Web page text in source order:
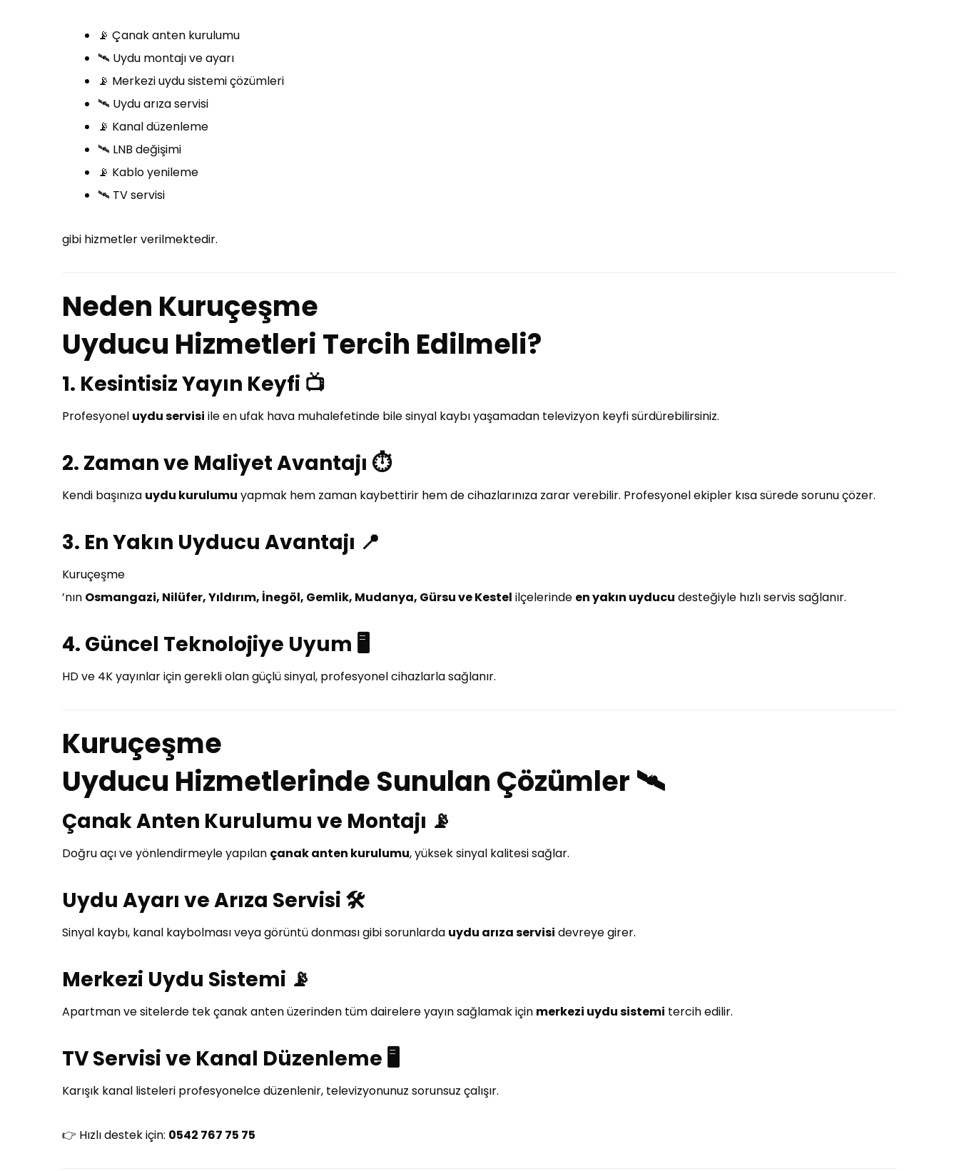
📡 Çanak anten kurulumu
🛰️ Uydu montajı ve ayarı
📡 Merkezi uydu sistemi çözümleri
🛰️ Uydu arıza servisi
📡 Kanal düzenleme
🛰️ LNB değişimi
📡 Kablo yenileme
🛰️ TV servisi
gibi hizmetler verilmektedir.
Neden Kuruçeşme
Uyducu Hizmetleri Tercih Edilmeli?
1. Kesintisiz Yayın Keyfi 📺
Profesyonel uydu servisi ile en ufak hava muhalefetinde bile sinyal kaybı yaşamadan televizyon keyfi sürdürebilirsiniz.
2. Zaman ve Maliyet Avantajı ⏱️
Kendi başınıza uydu kurulumu yapmak hem zaman kaybettirir hem de cihazlarınıza zarar verebilir. Profesyonel ekipler kısa sürede sorunu çözer.
3. En Yakın Uyducu Avantajı 📍
Kuruçeşme
’nın Osmangazi, Nilüfer, Yıldırım, İnegöl, Gemlik, Mudanya, Gürsu ve Kestel ilçelerinde en yakın uyducu desteğiyle hızlı servis sağlanır.
4. Güncel Teknolojiye Uyum 🖥️
HD ve 4K yayınlar için gerekli olan güçlü sinyal, profesyonel cihazlarla sağlanır.
Kuruçeşme
Uyducu Hizmetlerinde Sunulan Çözümler 🛰️
Çanak Anten Kurulumu ve Montajı 📡
Doğru açı ve yönlendirmeyle yapılan çanak anten kurulumu, yüksek sinyal kalitesi sağlar.
Uydu Ayarı ve Arıza Servisi 🛠️
Sinyal kaybı, kanal kaybolması veya görüntü donması gibi sorunlarda uydu arıza servisi devreye girer.
Merkezi Uydu Sistemi 📡
Apartman ve sitelerde tek çanak anten üzerinden tüm dairelere yayın sağlamak için merkezi uydu sistemi tercih edilir.
TV Servisi ve Kanal Düzenleme 🖥️
Karışık kanal listeleri profesyonelce düzenlenir, televizyonunuz sorunsuz çalışır.
👉 Hızlı destek için: 0542 767 75 75